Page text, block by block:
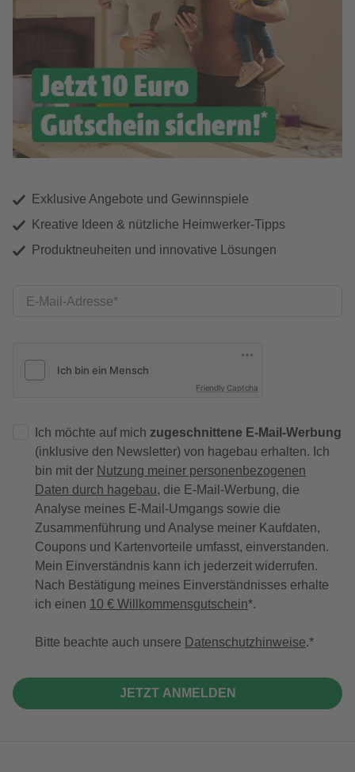
Exklusive Angebote und Gewinnspiele
Kreative Ideen & nützliche Heimwerker-Tipps
Produktneuheiten und innovative Lösungen
E-Mail-Adresse
Friendly Captcha
Ich möchte auf mich zugeschnittene E-Mail-Werbung
(inklusive den Newsletter) von hagebau erhalten. Ich
bin mit der Nutzung meiner personenbezogenen
Daten durch hagebau, die E-Mail-Werbung, die
Analyse meines E-Mail-Umgangs sowie die
Zusammenführung und Analyse meiner Kaufdaten,
Coupons und Kartenvorteile umfasst, einverstanden.
Mein Einverständnis kann ich jederzeit widerrufen.
Nach Bestätigung meines Einverständnisses erhalte
ich einen 10 € Willkommensgutschein*.
Bitte beachte auch unsere Datenschutzhinweise.
JETZT ANMELDEN